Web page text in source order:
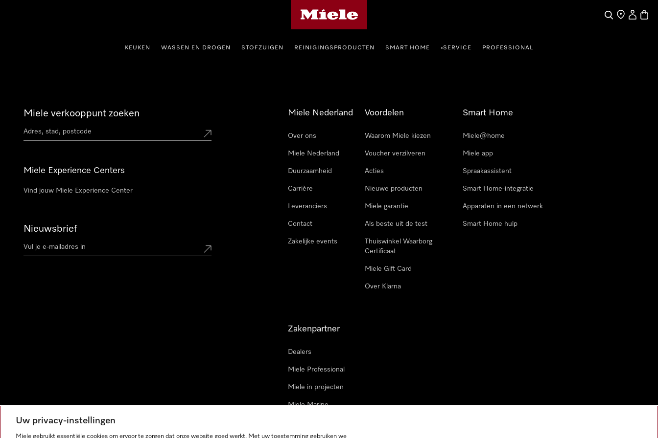
Wat zoek je?
Dealer zoeken
Mijn
KEUKEN WASSEN EN DROGEN STOFZUIGEN REINIGINGSPRODUCTEN SMART HOME •SERVICE PROFESSIONAL
Miele verkooppunt zoeken
Miele Experience Centers
Vind jouw Miele Experience Center
Nieuwsbrief
Miele Nederland
Over ons
Miele Nederland
Duurzaamheid
Carrière
Leveranciers
Contact
Zakelijke events
Voordelen
Waarom Miele kiezen
Voucher verzilveren
Acties
Nieuwe producten
Miele garantie
Als beste uit de test
Thuiswinkel Waarborg
Certificaat
Miele Gift Card
Over Klarna
Smart Home
Miele@home
Miele app
Spraakassistent
Smart Home-integratie
Apparaten in een netwerk
Smart Home hulp
Zakenpartner
Dealers
Miele Professional
Miele in projecten
Miele Marine
Uw privacy-instellingen
Miele gebruikt essentiële cookies om ervoor te zorgen dat onze website goed werkt. Met uw toestemming gebruiken we